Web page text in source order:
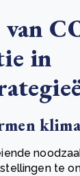
in
te